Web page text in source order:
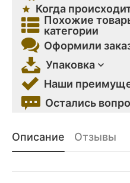
Когда
Похожие
категории
Оформили
Упаковка
Наши
Остались
Описание Отзывы